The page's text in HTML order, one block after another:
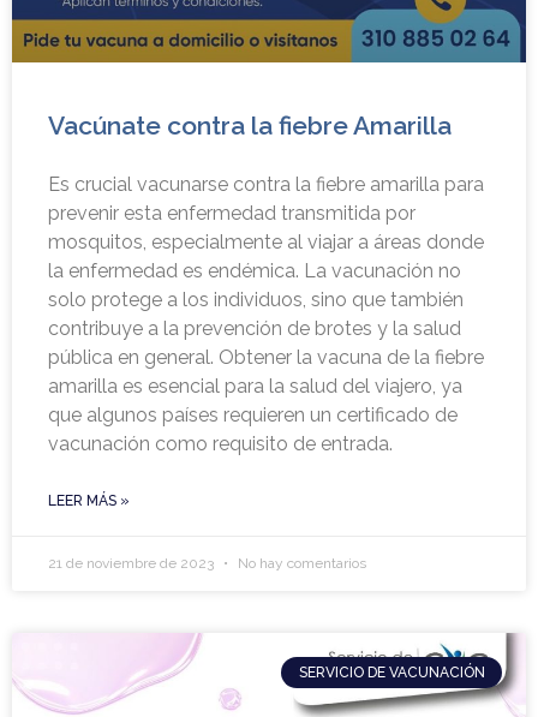
Vacúnate contra la fiebre Amarilla
Es crucial vacunarse contra la fiebre amarilla para
prevenir esta enfermedad transmitida por
mosquitos, especialmente al viajar a áreas donde
la enfermedad es endémica. La vacunación no
solo protege a los individuos, sino que también
contribuye a la prevención de brotes y la salud
pública en general. Obtener la vacuna de la fiebre
amarilla es esencial para la salud del viajero, ya
que algunos países requieren un certificado de
vacunación como requisito de entrada.
LEER MÁS »
21 de noviembre de 2023 No hay comentarios
SERVICIO DE VACUNACIÓN